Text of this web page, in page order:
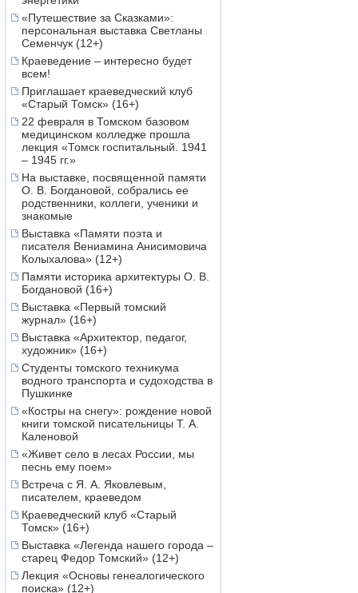
«Путешествие за Сказками»:
персональная выставка Светланы
Семенчук (12+)
Краеведение – интересно будет
всем!
Приглашает краеведческий клуб
«Старый Томск» (16+)
22 февраля в Томском базовом
медицинском колледже прошла
лекция «Томск госпитальный. 1941
– 1945 гг.»
На выставке, посвященной памяти
О. В. Богдановой, собрались ее
родственники, коллеги, ученики и
знакомые
Выставка «Памяти поэта и
писателя Вениамина Анисимовича
Колыхалова» (12+)
Памяти историка архитектуры О. В.
Богдановой (16+)
Выставка «Первый томский
журнал» (16+)
Выставка «Архитектор, педагог,
художник» (16+)
Студенты томского техникума
водного транспорта и судоходства в
Пушкинке
«Костры на снегу»: рождение новой
книги томской писательницы Т. А.
Каленовой
«Живет село в лесах России, мы
песнь ему поем»
Встреча с Я. А. Яковлевым,
писателем, краеведом
Краеведческий клуб «Старый
Томск» (16+)
Выставка «Легенда нашего города –
старец Федор Томский» (12+)
Лекция «Основы генеалогического
поиска» (12+)